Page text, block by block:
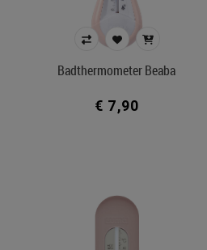
Badthermometer Beaba
€ 7,90